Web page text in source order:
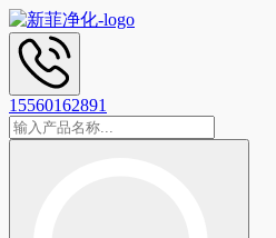
15560162891